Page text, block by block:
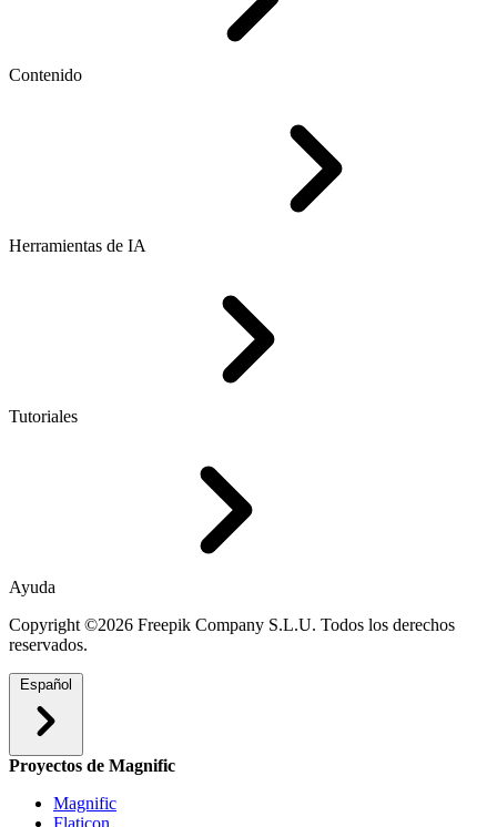
Contenido
Herramientas de IA
Tutoriales
Ayuda
Copyright ©2026 Freepik Company S.L.U. Todos los derechos
reservados.
Español
Proyectos de Magnific
Magnific
Flaticon